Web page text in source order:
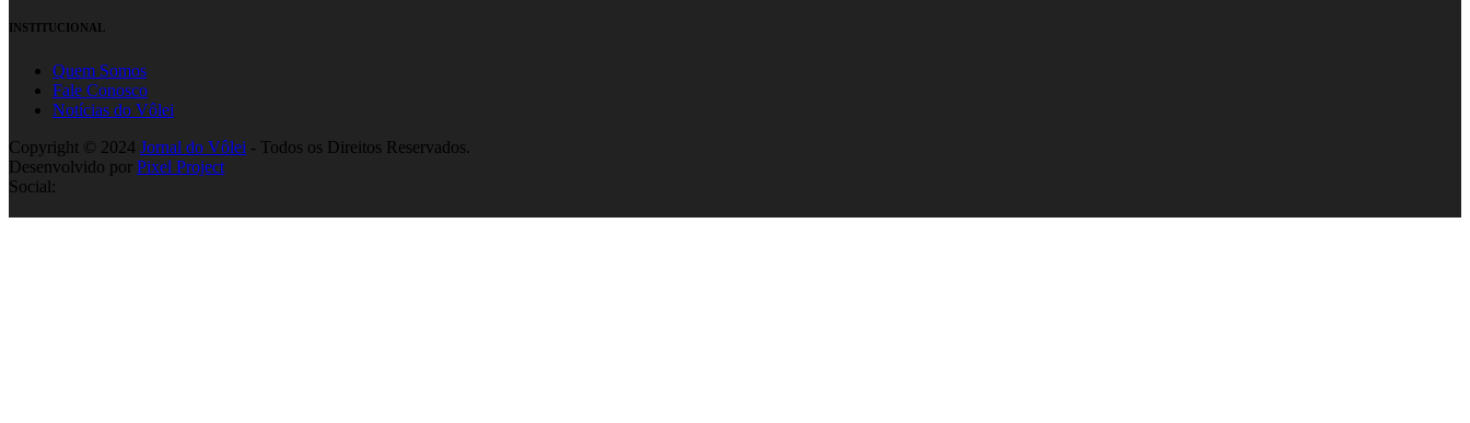
INSTITUCIONAL
Quem Somos
Fale Conosco
Notícias do Vôlei
Copyright © 2024 Jornal do Vôlei - Todos os Direitos Reservados.
Desenvolvido por Pixel Project
Social: